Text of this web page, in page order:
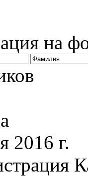
на
2016 г.